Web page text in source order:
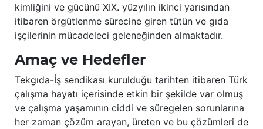
kimliğini ve gücünü XIX. yüzyılın ikinci yarısından
itibaren örgütlenme sürecine giren tütün ve gıda
işçilerinin mücadeleci geleneğinden almaktadır.
Amaç ve Hedefler
Tekgıda-İş sendikası kurulduğu tarihten itibaren Türk
çalışma hayatı içerisinde etkin bir şekilde var olmuş
ve çalışma yaşamının ciddi ve süregelen sorunlarına
her zaman çözüm arayan, üreten ve bu çözümleri de